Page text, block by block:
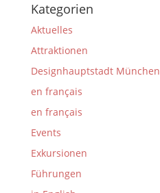
Kategorien
Aktuelles
Attraktionen
Designhauptstadt München
en français
en français
Events
Exkursionen
Führungen